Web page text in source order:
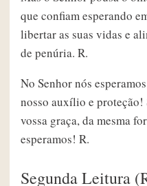
que confiam esperando
libertar as suas vidas e
de penúria. R.
No Senhor nós
nosso auxílio e proteção!
vossa graça, da mesma
esperamos! R.
Segunda Leitura